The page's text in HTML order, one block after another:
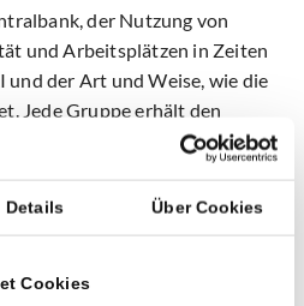
Details Über Cookies
Cookies
der Nutzung von
und Arbeitsplätzen in Zeiten
und der Art und Weise, wie die
Jede Gruppe erhält den
auf beginnen, scharfe Fragen
und Vorschläge
soll unter
Zinserwartungen machen, die